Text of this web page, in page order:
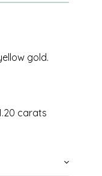
gold.
carats